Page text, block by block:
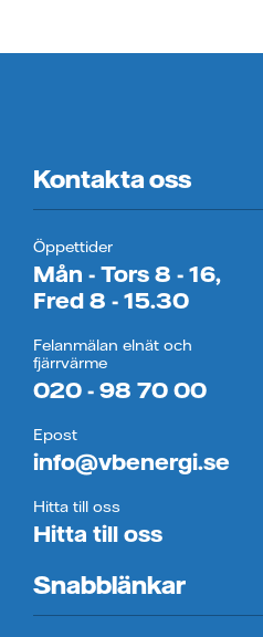
Kontakta oss
Öppettider
Mån - Tors 8 - 16,
Fred 8 - 15.30
Felanmälan elnät och
fjärrvärme
020 - 98 70 00
Epost
info@vbenergi.se
Hitta till oss
Hitta till oss
Snabblänkar